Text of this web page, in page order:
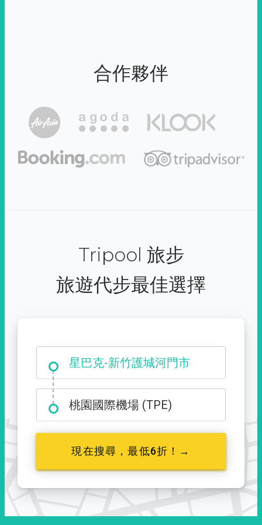
合作夥伴
Tripool 旅步
旅遊代步最佳選擇
星巴克-新竹護城河門市
大霸尖山登山口
桃園國際機場 (TPE)
現在搜尋，最低6折！→